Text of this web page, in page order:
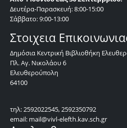
Δευτέρα-Παρασκευή: 8:00-15:00
Σάββατο: 9:00-13:00
Στοιχεια
Δημόσια Κεντρική Βιβλιοθήκη
Πλ. Αγ. Νικολάου 6
Ελευθερούπολη
64100
τηλ: 2592022545, 2592350792
email: mail@vivl-elefth.kav.sch.gr